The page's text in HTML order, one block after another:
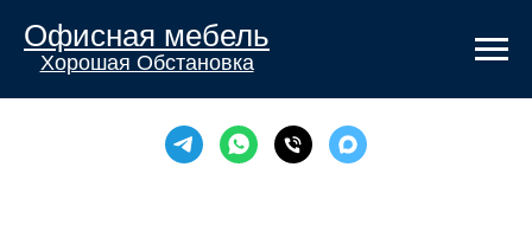
Офисная мебель
Хорошая Обстановка